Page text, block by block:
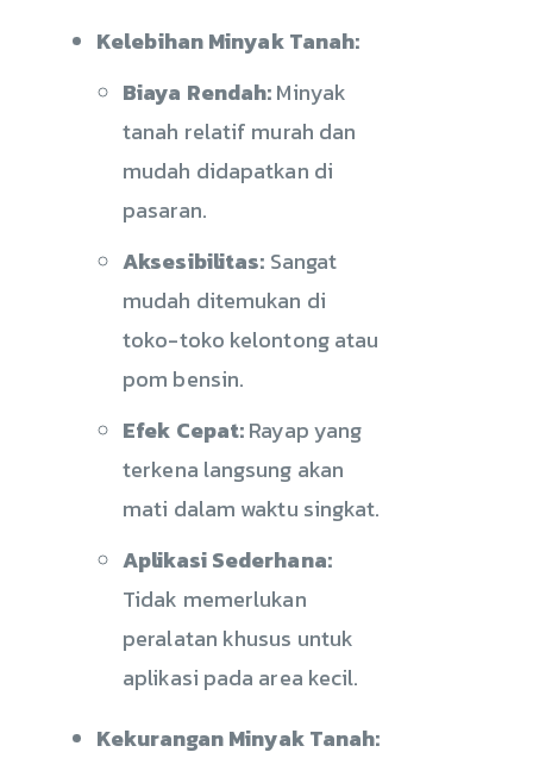
Kelebihan Minyak Tanah:
Biaya Rendah:Minyak
tanah relatif murah dan
mudah didapatkan di
pasaran.
Aksesibilitas: Sangat
mudah ditemukan di
toko-toko kelontong atau
pom bensin.
Efek Cepat:Rayap yang
terkena langsung akan
mati dalam waktu singkat.
Aplikasi Sederhana:
Tidak memerlukan
peralatan khusus untuk
aplikasi pada area kecil.
Kekurangan Minyak Tanah: